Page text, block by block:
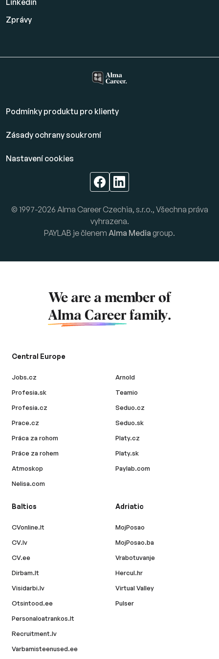
Zprávy
Podmínky produktu pro klienty
Zásady ochrany soukromí
Nastavení cookies
© 1997-2026 Alma Career Czechia, s.r.o., Všechna práva
vyhrazena.
PAYLAB je členem Alma Media group.
We are a member of
Alma Career family.
Central Europe
Jobs.cz
Profesia.sk
Profesia.cz
Prace.cz
Práca za rohom
Práce za rohem
Atmoskop
Nelisa.com
Arnold
Teamio
Seduo.cz
Seduo.sk
Platy.cz
Platy.sk
Paylab.com
Baltics
CVonline.lt
CV.lv
CV.ee
Dirbam.lt
Visidarbi.lv
Otsintood.ee
Personaloatrankos.lt
Recruitment.lv
Varbamisteenused.ee
Adriatic
MojPosao
MojPosao.ba
Vrabotuvanje
Hercul.hr
Virtual Valley
Pulser